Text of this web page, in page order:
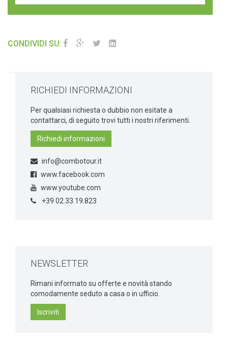
CONDIVIDI SU:
RICHIEDI INFORMAZIONI
Per qualsiasi richiesta o dubbio non esitate a
contattarci, di seguito trovi tutti i nostri riferimenti.
Richiedi informazioni
info@combotour.it
www.facebook.com
www.youtube.com
+39 02.33.19.823
NEWSLETTER
Rimani informato su offerte e novità stando
comodamente seduto a casa o in ufficio.
Iscriviti